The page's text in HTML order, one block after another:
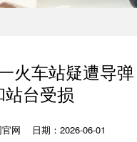
火车站疑遭导弹
台受损
网
日期：2026-06-01